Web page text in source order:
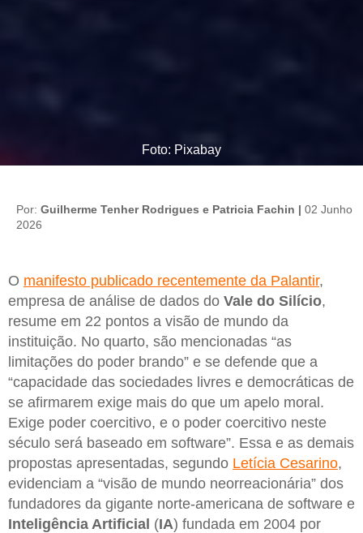
Foto: Pixabay
Por: Guilherme Tenher Rodrigues e Patricia Fachin | 02 Junho
2026
O manifesto publicado recentemente da Palantir,
empresa de análise de dados do Vale do Silício,
resume em 22 pontos a visão de mundo da
instituição. No quarto, são mencionadas “as
limitações do poder brando” e se defende que a
“capacidade das sociedades livres e democráticas de
se afirmarem exige mais do que um apelo moral.
Exige poder coercitivo, e o poder coercitivo neste
século será baseado em software”. Essa e as demais
propostas apresentadas, segundo Letícia Cesarino,
evidenciam a “visão de mundo neorreacionária” dos
fundadores da gigante norte-americana de software e
Inteligência Artificial (IA) fundada em 2004 por